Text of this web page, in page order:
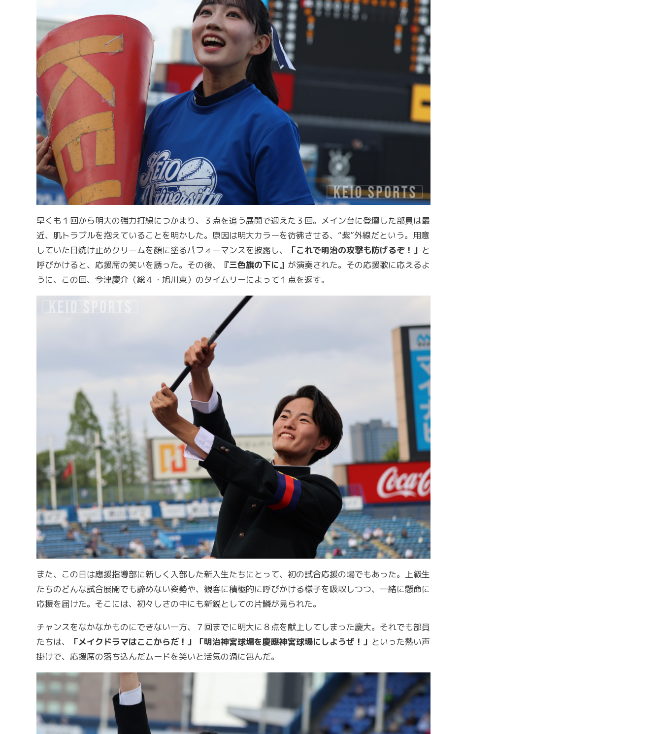
早くも１回から明大の強力打線につかまり、３点を追う展開で迎えた３回。メイン台に登壇した部員は最
近、肌トラブルを抱えていることを明かした。原因は明大カラーを彷彿させる、“紫”外線だという。用意
していた日焼け止めクリームを顔に塗るパフォーマンスを披露し、
「これで明治の攻撃も防げるぞ！」 と
呼びかけると、応援席の笑いを誘った。その後、
『三色旗の下に』 が演奏された。その応援歌に応えるよ
うに、この回、今津慶介（総４・旭川東）のタイムリーによって１点を返す。
また、この日は應援指導部に新しく入部した新入生たちにとって、初の試合応援の場でもあった。上級生
たちのどんな試合展開でも諦めない姿勢や、観客に積極的に呼びかける様子を吸収しつつ、一緒に懸命に
応援を届けた。そこには、初々しさの中にも新鋭としての片鱗が見られた。
チャンスをなかなかものにできない一方、７回までに明大に８点を献上してしまった慶大。それでも部員
たちは、
「メイクドラマはここからだ！」「明治神宮球場を慶應神宮球場にしようぜ！」 といった熱い声
掛けで、応援席の落ち込んだムードを笑いと活気の渦に包んだ。